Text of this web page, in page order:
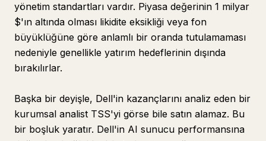
yönetim standartları vardır. Piyasa değerinin 1 milyar
$'ın altında olması likidite eksikliği veya fon
büyüklüğüne göre anlamlı bir oranda tutulamaması
nedeniyle genellikle yatırım hedeflerinin dışında
bırakılırlar.
Başka bir deyişle, Dell'in kazançlarını analiz eden bir
kurumsal analist TSS'yi görse bile satın alamaz. Bu
bir boşluk yaratır. Dell'in AI sunucu performansına